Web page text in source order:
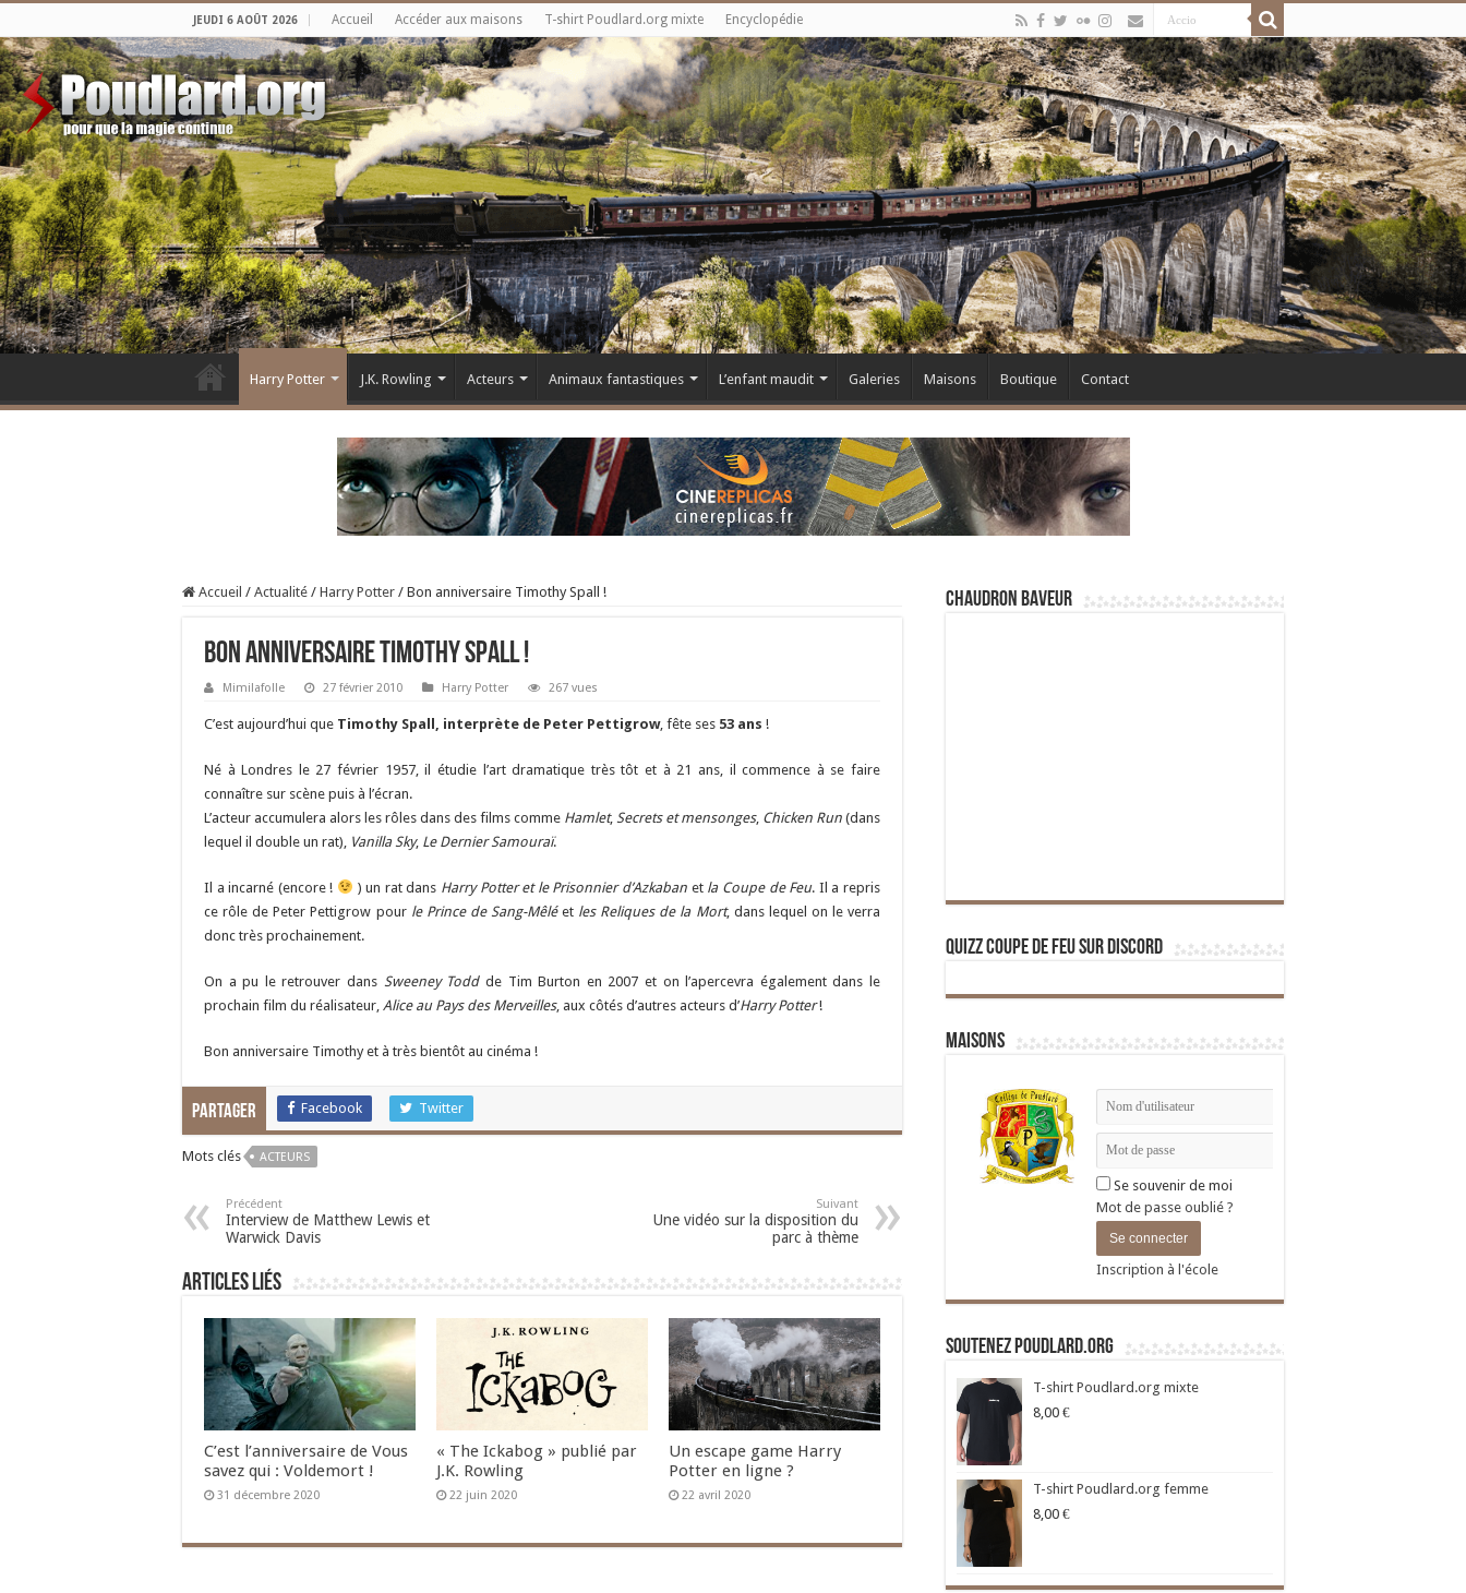
JEUDI 6 AOÛT 2026 Accueil Accéder aux maisons T-shirt Poudlard.org mixte Encyclopédie
Harry Potter J.K. Rowling Acteurs Animaux fantastiques L’enfant maudit Galeries Maisons Boutique Contact
Accueil / Actualité / Harry Potter / Bon anniversaire Timothy Spall !
Bon anniversaire Timothy Spall !
Mimilafolle 27 février 2010 Harry Potter 267 vues
C’est aujourd’hui que Timothy Spall, interprète de Peter Pettigrow, fête ses 53 ans !
Né à Londres le 27 février 1957, il étudie l’art dramatique très tôt et à 21 ans, il commence à se faire
connaître sur scène puis à l’écran.
L’acteur accumulera alors les rôles dans des films comme Hamlet, Secrets et mensonges, Chicken Run (dans
lequel il double un rat), Vanilla Sky, Le Dernier Samouraï.
Il a incarné (encore ! ) un rat dans Harry Potter et le Prisonnier d’Azkaban et la Coupe de Feu. Il a repris
ce rôle de Peter Pettigrow pour le Prince de Sang-Mêléet les Reliques de la Mort, dans lequel on le verra
donc très prochainement.
On a pu le retrouver dans Sweeney Toddde Tim Burton en 2007 et on l’apercevra également dans le
prochain film du réalisateur, Alice au Pays des Merveilles, aux côtés d’autres acteurs d’Harry Potter!
Bon anniversaire Timothy et à très bientôt au cinéma !
Partager Facebook Twitter
Mots clés ACTEURS
Précédent
Interview de Matthew Lewis et
Warwick Davis
Suivant
Une vidéo sur la disposition du
parc à thème
Articles liés
C’est l’anniversaire de Vous
savez qui : Voldemort !
31 décembre 2020
« The Ickabog » publié par
J.K. Rowling
22 juin 2020
Un escape game Harry
Potter en ligne ?
22 avril 2020
Chaudron Baveur
Quizz Coupe de Feu sur Discord
Maisons
Se souvenir de moi
Mot de passe oublié ?
Inscription à l'école
Soutenez Poudlard.org
T-shirt Poudlard.org mixte
8,00 €
T-shirt Poudlard.org femme
8,00 €